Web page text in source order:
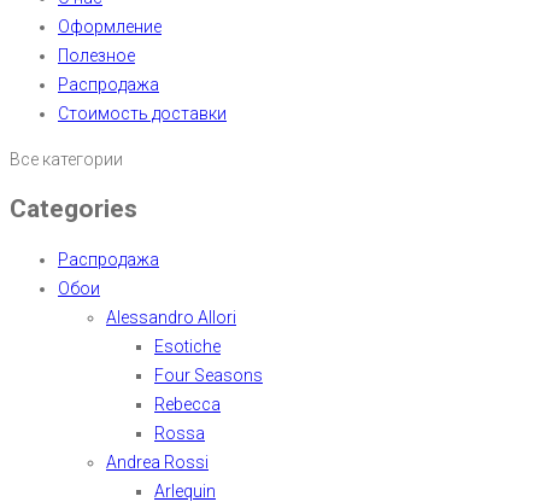
Оформление
Полезное
Распродажа
Стоимость доставки
Все категории
Categories
Распродажа
Обои
Alessandro Allori
Esotiche
Four Seasons
Rebecca
Rossa
Andrea Rossi
Arlequin